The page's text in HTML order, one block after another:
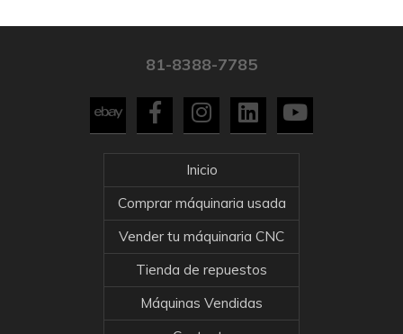
81-8388-7785
Inicio
Comprar máquinaria usada
Vender tu máquinaria CNC
Tienda de repuestos
Máquinas Vendidas